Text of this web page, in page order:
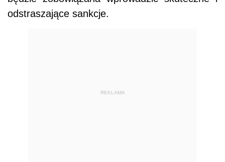
odstraszające sankcje.
REKLAMA